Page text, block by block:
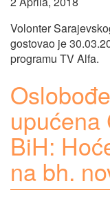
Volonter
gostovao je
programu TV Alfa.
upućena
BiH:
na bh.